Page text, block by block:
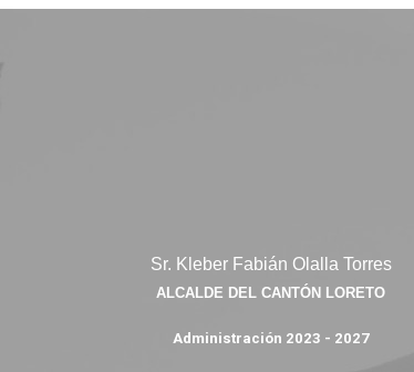
Sr. Kleber Fabián Olalla Torres
ALCALDE DEL CANTÓN LORETO
Administración 2023 - 2027